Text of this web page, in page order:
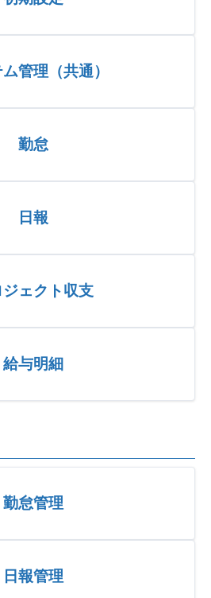
管理（共通）
勤怠
日報
ジェクト収支
給与明細
勤怠管理
日報管理